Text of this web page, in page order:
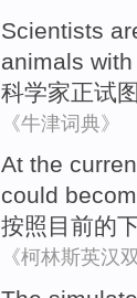
Scientists
animals with
科学家正试
《牛津词典》
At the
could
按照 目前的
《柯林斯英汉